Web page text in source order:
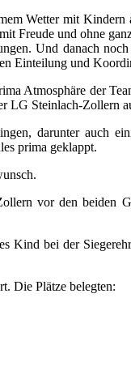
Wetter mit
Freude und ohne
Und danach
Einteilung und
Atmosphäre der
LG Steinlach-Zollern
darunter auch
prima geklappt.
vor den beiden
Kind bei der
Die Plätze belegten: